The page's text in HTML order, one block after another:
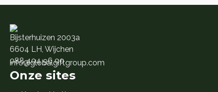
Bijsterhuizen 2003a
6604 LH, Wijchen
088 404 96 00
info@globalgiftgroup.com
Onze sites